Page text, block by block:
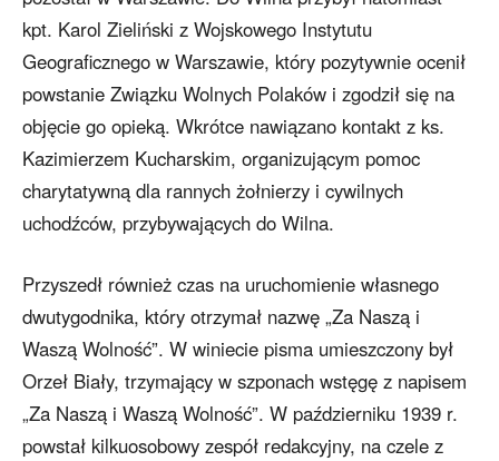
kpt. Karol Zieliński z Wojskowego Instytutu
Geograficznego w Warszawie, który pozytywnie ocenił
powstanie Związku Wolnych Polaków i zgodził się na
objęcie go opieką. Wkrótce nawiązano kontakt z ks.
Kazimierzem Kucharskim, organizującym pomoc
charytatywną dla rannych żołnierzy i cywilnych
uchodźców, przybywających do Wilna.
Przyszedł również czas na uruchomienie własnego
dwutygodnika, który otrzymał nazwę „Za Naszą i
Waszą Wolność”. W winiecie pisma umieszczony był
Orzeł Biały, trzymający w szponach wstęgę z napisem
„Za Naszą i Waszą Wolność”. W październiku 1939 r.
powstał kilkuosobowy zespół redakcyjny, na czele z